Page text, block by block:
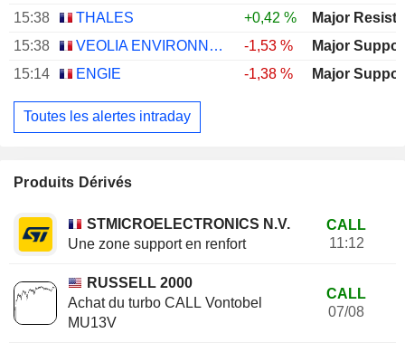
15:38
THALES
+0,42 %
15:38
VEOLIA ENVIRONNEMENT
-1,53 %
15:14
ENGIE -1,38 %
Toutes les alertes intraday
Produits Dérivés
STMICROELECTRONICS N.V.
Une zone support en renfort
CALL
11:12
RUSSELL 2000
Achat du turbo CALL Vontobel
MU13V
CALL
07/08